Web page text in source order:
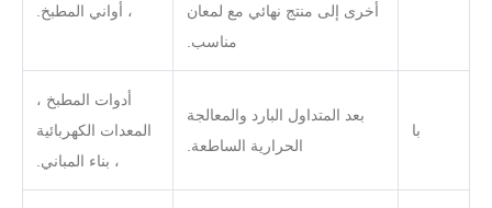
أخرى إلى منتج نهائي مع لمعان
مناسب.
، أواني المطبخ.
با
بعد المتداول البارد والمعالجة
الحرارية الساطعة.
أدوات المطبخ ،
المعدات الكهربائية
، بناء المباني.